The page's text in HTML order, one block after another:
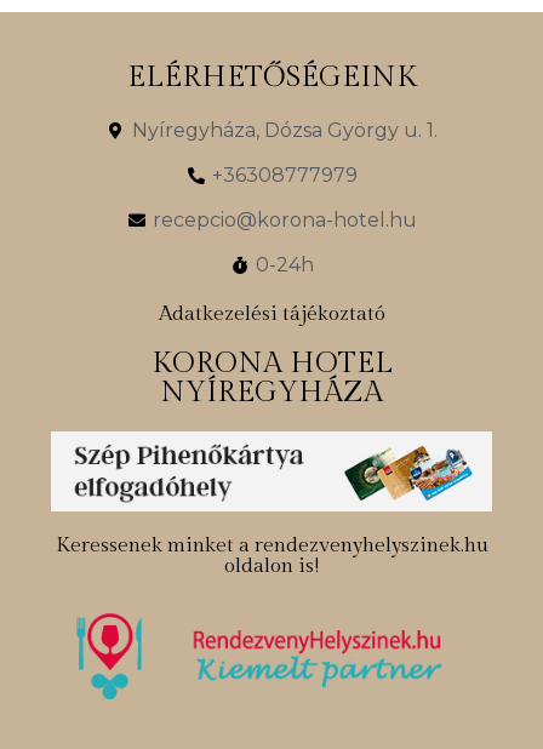
ELÉRHETŐSÉGEINK
Nyíregyháza, Dózsa György u. 1.
+36308777979
recepcio@korona-hotel.hu
0-24h
Adatkezelési tájékoztató
KORONA HOTEL
NYÍREGYHÁZA
Keressenek minket a rendezvenyhelyszinek.hu
oldalon is!